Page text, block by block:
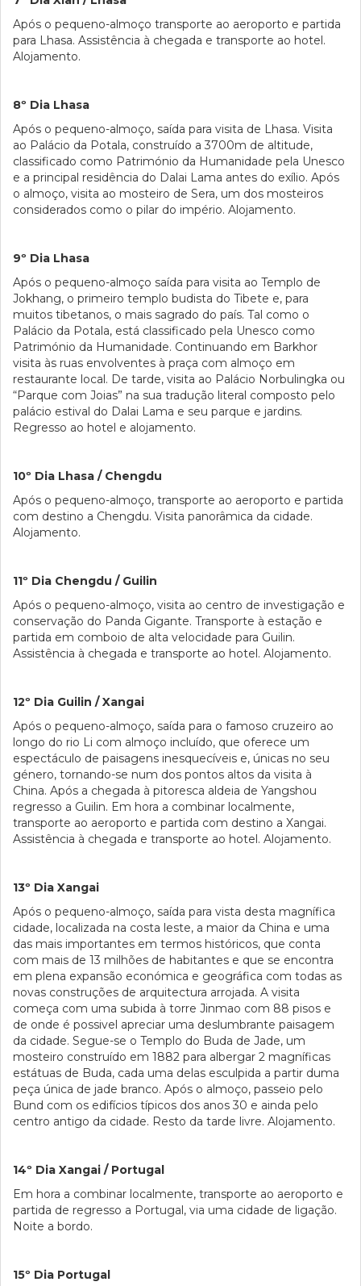
Após o pequeno-almoço transporte ao aeroporto e partida
para Lhasa. Assistência à chegada e transporte ao hotel.
Alojamento.
8º Dia Lhasa
Após o pequeno-almoço, saída para visita de Lhasa. Visita
ao Palácio da Potala, construído a 3700m de altitude,
classificado como Património da Humanidade pela Unesco
e a principal residência do Dalai Lama antes do exílio. Após
o almoço, visita ao mosteiro de Sera, um dos mosteiros
considerados como o pilar do império. Alojamento.
9º Dia Lhasa
Após o pequeno-almoço saída para visita ao Templo de
Jokhang, o primeiro templo budista do Tibete e, para
muitos tibetanos, o mais sagrado do país. Tal como o
Palácio da Potala, está classificado pela Unesco como
Património da Humanidade. Continuando em Barkhor
visita às ruas envolventes à praça com almoço em
restaurante local. De tarde, visita ao Palácio Norbulingka ou
“Parque com Joias” na sua tradução literal composto pelo
palácio estival do Dalai Lama e seu parque e jardins.
Regresso ao hotel e alojamento.
10º Dia Lhasa / Chengdu
Após o pequeno-almoço, transporte ao aeroporto e partida
com destino a Chengdu. Visita panorâmica da cidade.
Alojamento.
11º Dia Chengdu / Guilin
Após o pequeno-almoço, visita ao centro de investigação e
conservação do Panda Gigante. Transporte à estação e
partida em comboio de alta velocidade para Guilin.
Assistência à chegada e transporte ao hotel. Alojamento.
12º Dia Guilin / Xangai
Após o pequeno-almoço, saída para o famoso cruzeiro ao
longo do rio Li com almoço incluído, que oferece um
espectáculo de paisagens inesquecíveis e, únicas no seu
género, tornando-se num dos pontos altos da visita à
China. Após a chegada à pitoresca aldeia de Yangshou
regresso a Guilin. Em hora a combinar localmente,
transporte ao aeroporto e partida com destino a Xangai.
Assistência à chegada e transporte ao hotel. Alojamento.
13º Dia Xangai
Após o pequeno-almoço, saída para vista desta magnífica
cidade, localizada na costa leste, a maior da China e uma
das mais importantes em termos históricos, que conta
com mais de 13 milhões de habitantes e que se encontra
em plena expansão económica e geográfica com todas as
novas construções de arquitectura arrojada. A visita
começa com uma subida à torre Jinmao com 88 pisos e
de onde é possivel apreciar uma deslumbrante paisagem
da cidade. Segue-se o Templo do Buda de Jade, um
mosteiro construído em 1882 para albergar 2 magníficas
estátuas de Buda, cada uma delas esculpida a partir duma
peça única de jade branco. Após o almoço, passeio pelo
Bund com os edifícios típicos dos anos 30 e ainda pelo
centro antigo da cidade. Resto da tarde livre. Alojamento.
14º Dia Xangai / Portugal
Em hora a combinar localmente, transporte ao aeroporto e
partida de regresso a Portugal, via uma cidade de ligação.
Noite a bordo.
15º Dia Portugal